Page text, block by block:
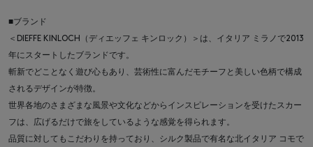
■ブランド
＜DIEFFE KINLOCH（ディエッフェ キンロック）＞は、イタリア ミラノで2013
年にスタートしたブランドです。
斬新でどことなく遊び心もあり、芸術性に富んだモチーフと美しい色柄で構成
されるデザインが特徴。
世界各地のさまざまな風景や文化などからインスピレーションを受けたスカー
フは、広げるだけで旅をしているような感覚を得られます。
品質に対してもこだわりを持っており、シルク製品で有名な北イタリア コモで